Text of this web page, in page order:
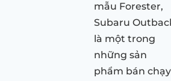
mẫu Forester,
Subaru
là một trong
những sản
phẩm bán chạy